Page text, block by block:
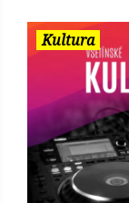
Kultura